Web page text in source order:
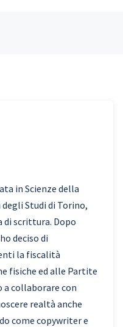
in Scienze della
Studi di Torino,
di scrittura. Dopo
deciso di
la fiscalità
fisiche ed alle Partite
a collaborare con
realtà anche
come copywriter e